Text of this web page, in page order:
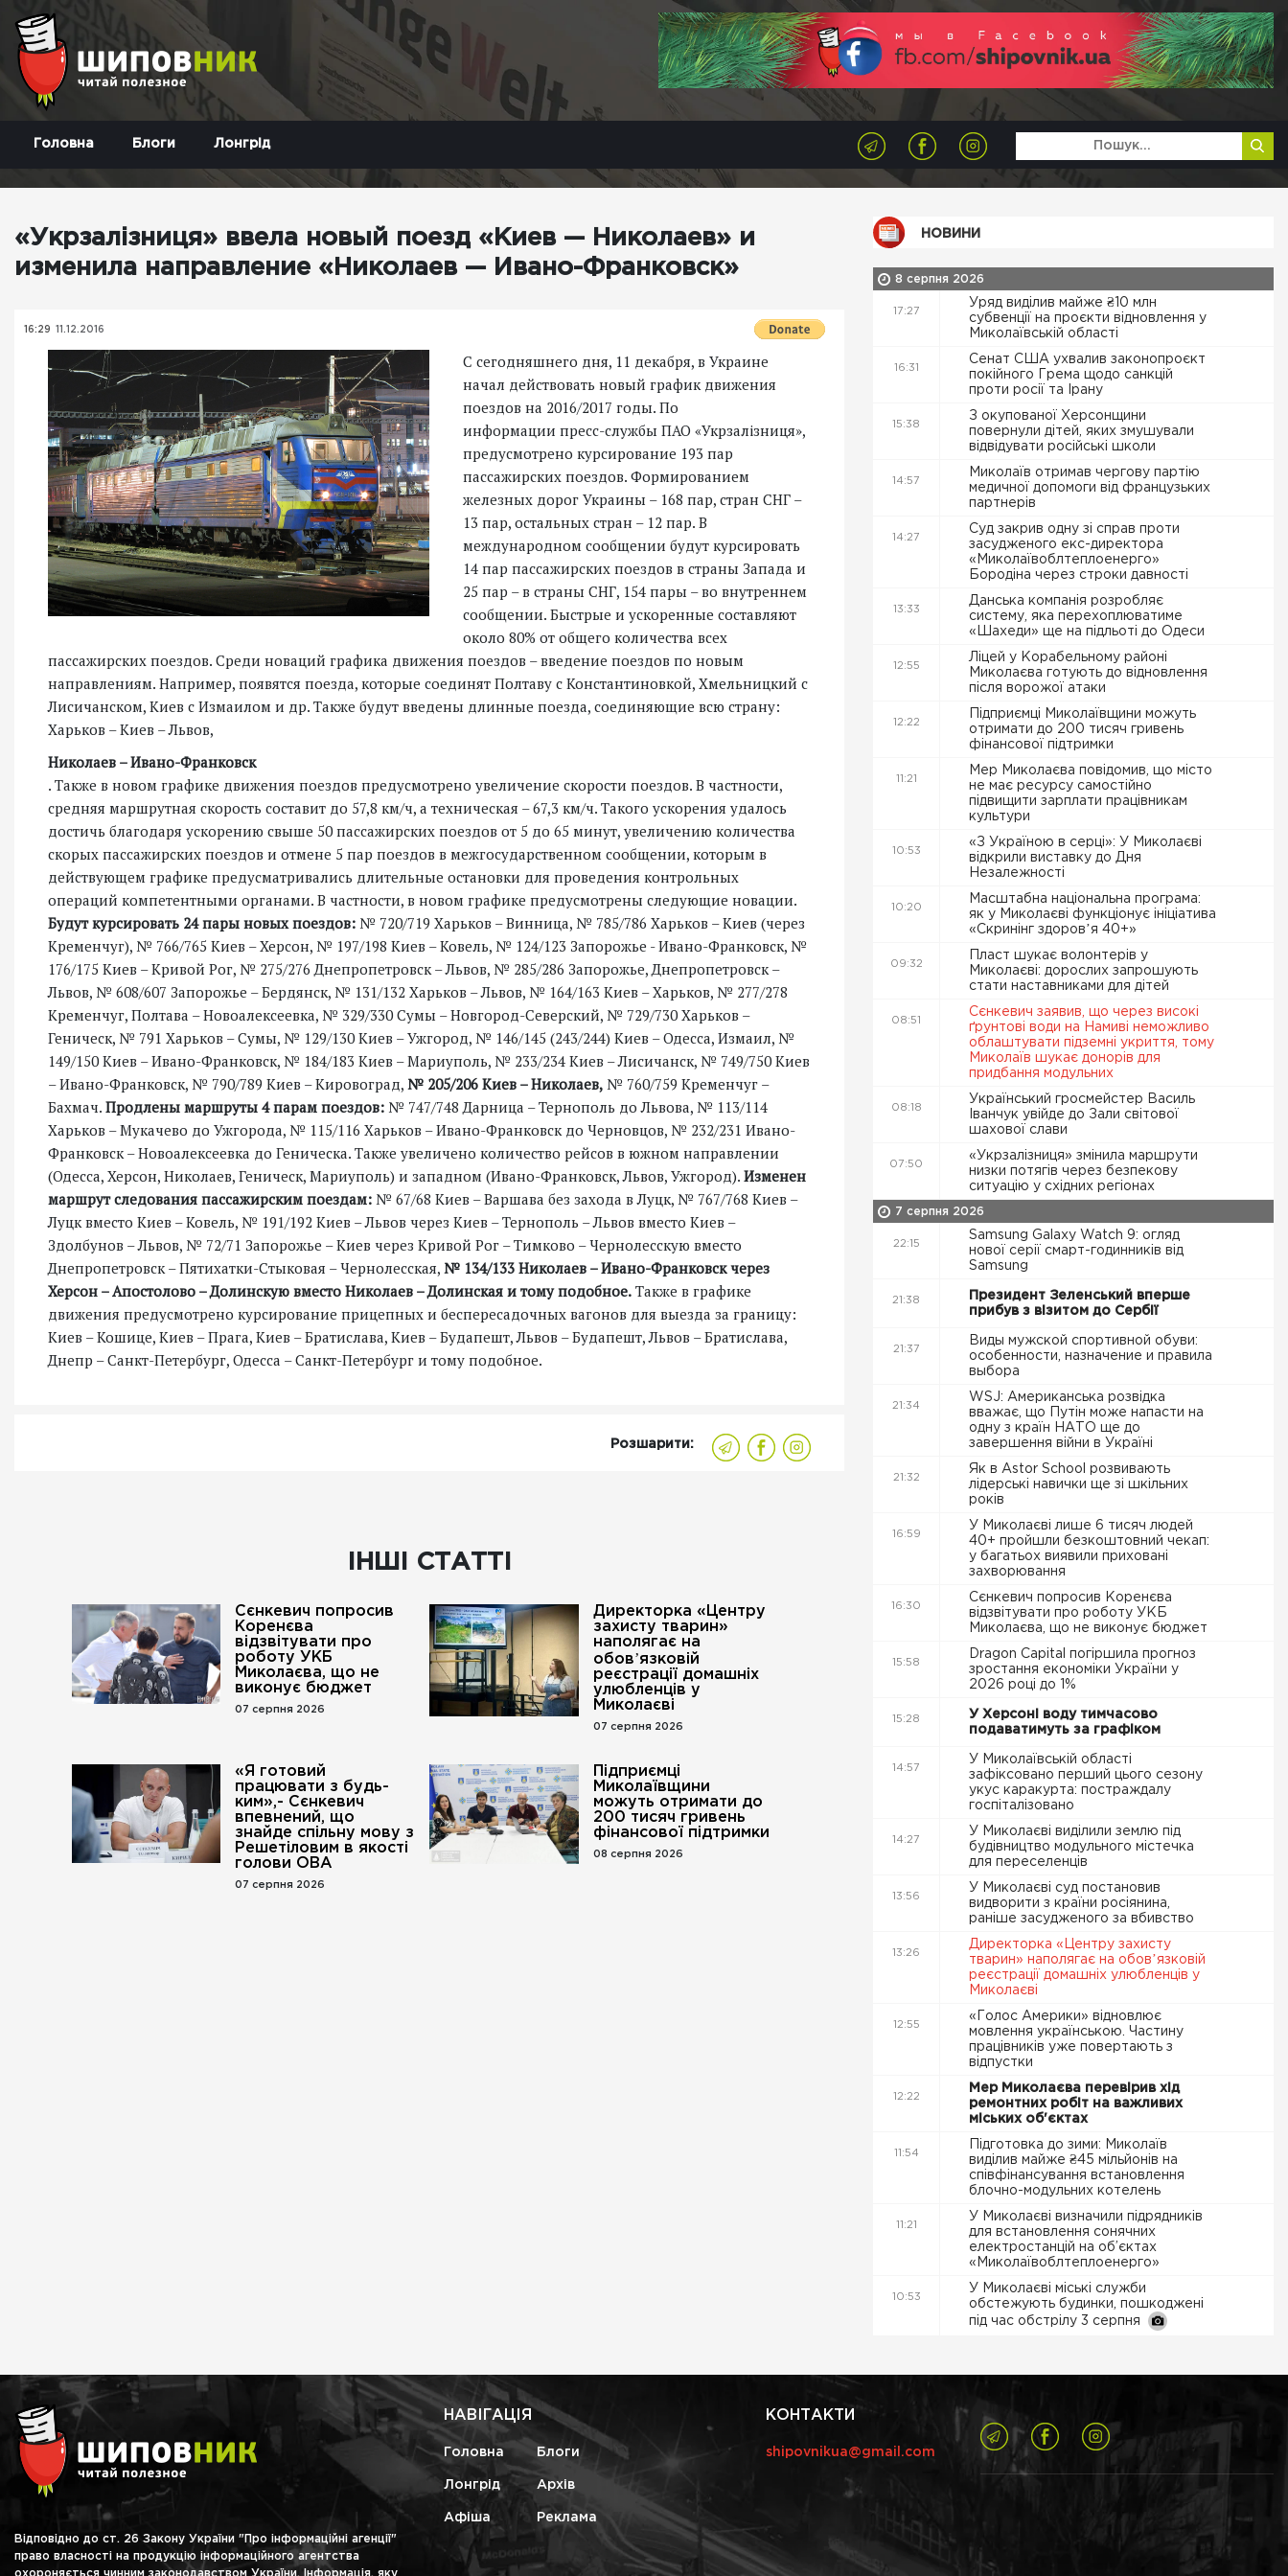
Головна Блоги Лонгрід
«Укрзалізниця» ввела новый поезд «Киев — Николаев» и
изменила направление «Николаев — Ивано-Франковск»
16:29 11.12.2016
С сегодняшнего дня, 11 декабря, в Украине
начал действовать новый график движения
поездов на 2016/2017 годы. По
информации пресс-службы ПАО «Укрзалізниця»,
предусмотрено курсирование 193 пар
пассажирских поездов. Формированием
железных дорог Украины – 168 пар, стран СНГ –
13 пар, остальных стран – 12 пар. В
международном сообщении будут курсировать
14 пар пассажирских поездов в страны Запада и
25 пар – в страны СНГ, 154 пары – во внутреннем
сообщении. Быстрые и ускоренные составляют
около 80% от общего количества всех
пассажирских поездов. Среди новаций графика движения поездов – введение поездов по новым
направлениям. Например, появятся поезда, которые соединят Полтаву с Константиновкой, Хмельницкий с
Лисичанском, Киев с Измаилом и др. Также будут введены длинные поезда, соединяющие всю страну:
Харьков – Киев – Львов,
Николаев – Ивано-Франковск
. Также в новом графике движения поездов предусмотрено увеличение скорости поездов. В частности,
средняя маршрутная скорость составит до 57,8 км/ч, а техническая – 67,3 км/ч. Такого ускорения удалось
достичь благодаря ускорению свыше 50 пассажирских поездов от 5 до 65 минут, увеличению количества
скорых пассажирских поездов и отмене 5 пар поездов в межгосударственном сообщении, которым в
действующем графике предусматривались длительные остановки для проведения контрольных
операций компетентными органами. В частности, в новом графике предусмотрены следующие новации.
Будут курсировать 24 пары новых поездов: № 720/719 Харьков – Винница, № 785/786 Харьков – Киев (через
Кременчуг), № 766/765 Киев – Херсон, № 197/198 Киев – Ковель, № 124/123 Запорожье - Ивано-Франковск, №
176/175 Киев – Кривой Рог, № 275/276 Днепропетровск – Львов, № 285/286 Запорожье, Днепропетровск –
Львов, № 608/607 Запорожье – Бердянск, № 131/132 Харьков – Львов, № 164/163 Киев – Харьков, № 277/278
Кременчуг, Полтава – Новоалексеевка, № 329/330 Сумы – Новгород-Северский, № 729/730 Харьков –
Геническ, № 791 Харьков – Сумы, № 129/130 Киев – Ужгород, № 146/145 (243/244) Киев – Одесса, Измаил, №
149/150 Киев – Ивано-Франковск, № 184/183 Киев – Мариуполь, № 233/234 Киев – Лисичанск, № 749/750 Киев
– Ивано-Франковск, № 790/789 Киев – Кировоград, № 205/206 Киев – Николаев, № 760/759 Кременчуг –
Бахмач. Продлены маршруты 4 парам поездов: № 747/748 Дарница – Тернополь до Львова, № 113/114
Харьков – Мукачево до Ужгорода, № 115/116 Харьков – Ивано-Франковск до Черновцов, № 232/231 Ивано-
Франковск – Новоалексеевка до Геническа. Также увеличено количество рейсов в южном направлении
(Одесса, Херсон, Николаев, Геническ, Мариуполь) и западном (Ивано-Франковск, Львов, Ужгород). Изменен
маршрут следования пассажирским поездам: № 67/68 Киев – Варшава без захода в Луцк, № 767/768 Киев –
Луцк вместо Киев – Ковель, № 191/192 Киев – Львов через Киев – Тернополь – Львов вместо Киев –
Здолбунов – Львов, № 72/71 Запорожье – Киев через Кривой Рог – Тимково – Чернолесскую вместо
Днепропетровск – Пятихатки-Стыковая – Чернолесская, № 134/133 Николаев – Ивано-Франковск через
Херсон – Апостолово – Долинскую вместо Николаев – Долинская и тому подобное. Также в графике
движения предусмотрено курсирование прицепных и беспересадочных вагонов для выезда за границу:
Киев – Кошице, Киев – Прага, Киев – Братислава, Киев – Будапешт, Львов – Будапешт, Львов – Братислава,
Днепр – Санкт-Петербург, Одесса – Санкт-Петербург и тому подобное.
Розшарити:
ІНШІ СТАТТІ
Сєнкевич попросив
Коренєва
відзвітувати про
роботу УКБ
Миколаєва, що не
виконує бюджет
07 серпня 2026
Директорка «Центру
захисту тварин»
наполягає на
обовʼязковій
реєстрації домашніх
улюбленців у
Миколаєві
07 серпня 2026
«Я готовий
працювати з будь-
ким»,- Сєнкевич
впевнений, що
знайде спільну мову з
Решетіловим в якості
голови ОВА
07 серпня 2026
Підприємці
Миколаївщини
можуть отримати до
200 тисяч гривень
фінансової підтримки
08 серпня 2026
НОВИНИ
8 серпня 2026
17:27
Уряд виділив майже ₴10 млн
субвенції на проєкти відновлення у
Миколаївській області
16:31
Сенат США ухвалив законопроєкт
покійного Грема щодо санкцій
проти росії та Ірану
15:38
З окупованої Херсонщини
повернули дітей, яких змушували
відвідувати російські школи
14:57
Миколаїв отримав чергову партію
медичної допомоги від французьких
партнерів
14:27
Суд закрив одну зі справ проти
засудженого екс-директора
«Миколаївоблтеплоенерго»
Бородіна через строки давності
13:33
Данська компанія розробляє
систему, яка перехоплюватиме
«Шахеди» ще на підльоті до Одеси
12:55
Ліцей у Корабельному районі
Миколаєва готують до відновлення
після ворожої атаки
12:22
Підприємці Миколаївщини можуть
отримати до 200 тисяч гривень
фінансової підтримки
11:21
Мер Миколаєва повідомив, що місто
не має ресурсу самостійно
підвищити зарплати працівникам
культури
10:53
«З Україною в серці»: У Миколаєві
відкрили виставку до Дня
Незалежності
10:20
Масштабна національна програма:
як у Миколаєві функціонує ініціатива
«Скринінг здоровʼя 40+»
09:32
Пласт шукає волонтерів у
Миколаєві: дорослих запрошують
стати наставниками для дітей
08:51
Сєнкевич заявив, що через високі
ґрунтові води на Намиві неможливо
облаштувати підземні укриття, тому
Миколаїв шукає донорів для
придбання модульних
08:18
Український гросмейстер Василь
Іванчук увійде до Зали світової
шахової слави
07:50
«Укрзалізниця» змінила маршрути
низки потягів через безпекову
ситуацію у східних регіонах
7 серпня 2026
22:15
Samsung Galaxy Watch 9: огляд
нової серії смарт-годинників від
Samsung
21:38
Президент Зеленський вперше
прибув з візитом до Сербії
21:37
Виды мужской спортивной обуви:
особенности, назначение и правила
выбора
21:34
WSJ: Американська розвідка
вважає, що Путін може напасти на
одну з країн НАТО ще до
завершення війни в Україні
21:32
Як в Astor School розвивають
лідерські навички ще зі шкільних
років
16:59
У Миколаєві лише 6 тисяч людей
40+ пройшли безкоштовний чекап:
у багатьох виявили приховані
захворювання
16:30
Сєнкевич попросив Коренєва
відзвітувати про роботу УКБ
Миколаєва, що не виконує бюджет
15:58
Dragon Capital погіршила прогноз
зростання економіки України у
2026 році до 1%
15:28
У Херсоні воду тимчасово
подаватимуть за графіком
14:57
У Миколаївській області
зафіксовано перший цього сезону
укус каракурта: постраждалу
госпіталізовано
14:27
У Миколаєві виділили землю під
будівництво модульного містечка
для переселенців
13:56
У Миколаєві суд постановив
видворити з країни росіянина,
раніше засудженого за вбивство
13:26
Директорка «Центру захисту
тварин» наполягає на обовʼязковій
реєстрації домашніх улюбленців у
Миколаєві
12:55
«Голос Америки» відновлює
мовлення українською. Частину
працівників уже повертають з
відпустки
12:22
Мер Миколаєва перевірив хід
ремонтних робіт на важливих
міських об'єктах
11:54
Підготовка до зими: Миколаїв
виділив майже ₴45 мільйонів на
співфінансування встановлення
блочно-модульних котелень
11:21
У Миколаєві визначили підрядників
для встановлення сонячних
електростанцій на об’єктах
«Миколаївоблтеплоенерго»
10:53
У Миколаєві міські служби
обстежують будинки, пошкоджені
під час обстрілу 3 серпня
Відповідно до ст. 26 Закону України "Про інформаційні агенції"
право власності на продукцію інформаційного агентства
охороняється чинним законодавством України. Інформація, яку
НАВІГАЦІЯ
Головна Блоги
Лонгрід Архів
Афіша Реклама
КОНТАКТИ
shipovnikua@gmail.com